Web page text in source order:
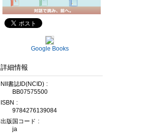
Google Books
詳細情報
NII書誌ID(NCID)
BB07575500
ISBN
9784276139084
出版国コード
ja